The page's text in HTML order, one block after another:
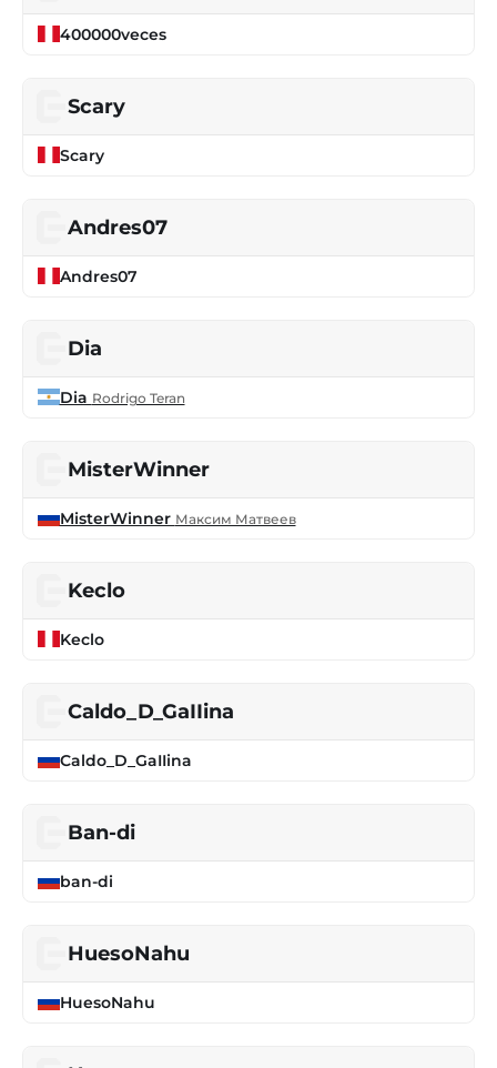
400000veces
Scary
Scary
Andres07
Andres07
Dia
Dia Rodrigo Teran
MisterWinner
MisterWinner Максим Матвеев
Keclo
Keclo
Caldo_D_GaIIina
Caldo_D_GaIIina
Ban-di
ban-di
HuesoNahu
HuesoNahu